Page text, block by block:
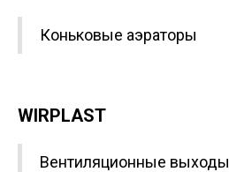
Коньковые аэраторы
WIRPLAST
Вентиляционные выходы